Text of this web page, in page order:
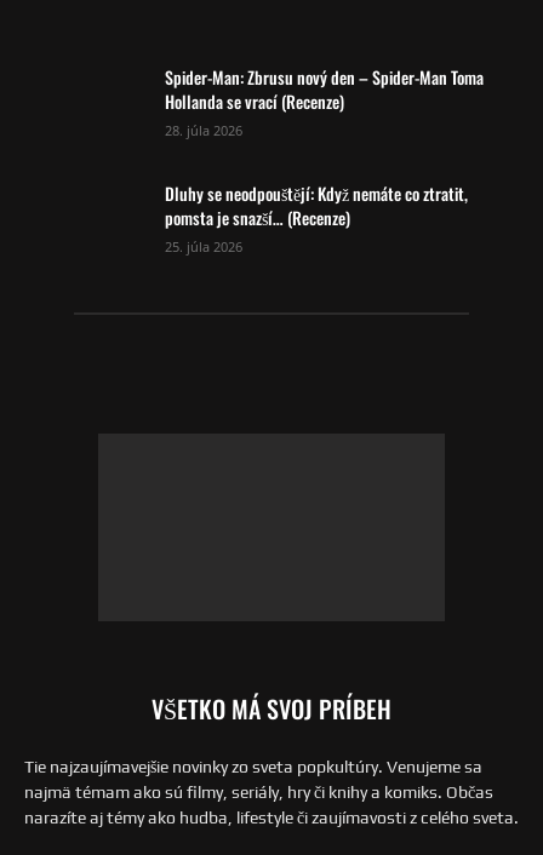
Spider-Man: Zbrusu nový den – Spider-Man Toma
Hollanda se vrací (Recenze)
28. júla 2026
Dluhy se neodpouštějí: Když nemáte co ztratit,
pomsta je snazší… (Recenze)
25. júla 2026
VŠETKO MÁ SVOJ PRÍBEH
Tie najzaujímavejšie novinky zo sveta popkultúry. Venujeme sa
najmä témam ako sú filmy, seriály, hry či knihy a komiks. Občas
narazíte aj témy ako hudba, lifestyle či zaujímavosti z celého sveta.